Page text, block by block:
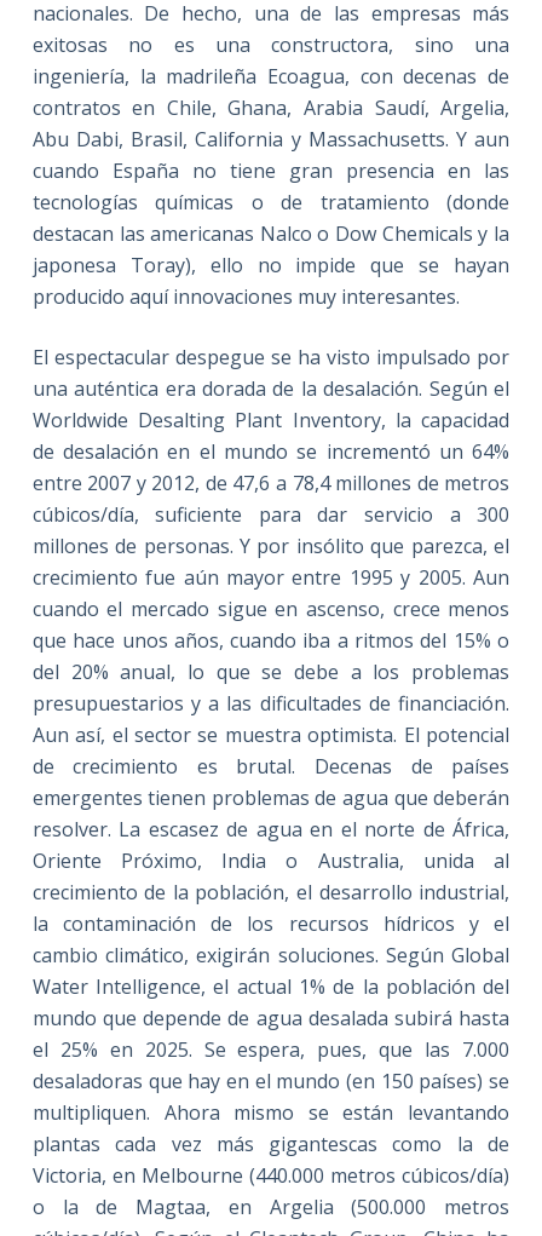
nacionales. De hecho, una de las empresas más
exitosas no es una constructora, sino una
ingeniería, la madrileña Ecoagua, con decenas de
contratos en Chile, Ghana, Arabia Saudí, Argelia,
Abu Dabi, Brasil, California y Massachusetts. Y aun
cuando España no tiene gran presencia en las
tecnologías químicas o de tratamiento (donde
destacan las americanas Nalco o Dow Chemicals y la
japonesa Toray), ello no impide que se hayan
producido aquí innovaciones muy interesantes.
El espectacular despegue se ha visto impulsado por
una auténtica era dorada de la desalación. Según el
Worldwide Desalting Plant Inventory, la capacidad
de desalación en el mundo se incrementó un 64%
entre 2007 y 2012, de 47,6 a 78,4 millones de metros
cúbicos/día, suficiente para dar servicio a 300
millones de personas. Y por insólito que parezca, el
crecimiento fue aún mayor entre 1995 y 2005. Aun
cuando el mercado sigue en ascenso, crece menos
que hace unos años, cuando iba a ritmos del 15% o
del 20% anual, lo que se debe a los problemas
presupuestarios y a las dificultades de financiación.
Aun así, el sector se muestra optimista. El potencial
de crecimiento es brutal. Decenas de países
emergentes tienen problemas de agua que deberán
resolver. La escasez de agua en el norte de África,
Oriente Próximo, India o Australia, unida al
crecimiento de la población, el desarrollo industrial,
la contaminación de los recursos hídricos y el
cambio climático, exigirán soluciones. Según Global
Water Intelligence, el actual 1% de la población del
mundo que depende de agua desalada subirá hasta
el 25% en 2025. Se espera, pues, que las 7.000
desaladoras que hay en el mundo (en 150 países) se
multipliquen. Ahora mismo se están levantando
plantas cada vez más gigantescas como la de
Victoria, en Melbourne (440.000 metros cúbicos/día)
o la de Magtaa, en Argelia (500.000 metros